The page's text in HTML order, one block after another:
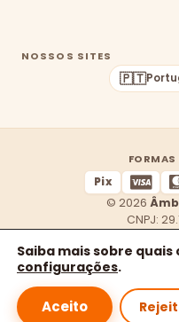
NOSSOS SITES
🇵🇹
Pix
© 2026
CNPJ:
Política de
Saiba mais sobre
configurações.
Aceito
1